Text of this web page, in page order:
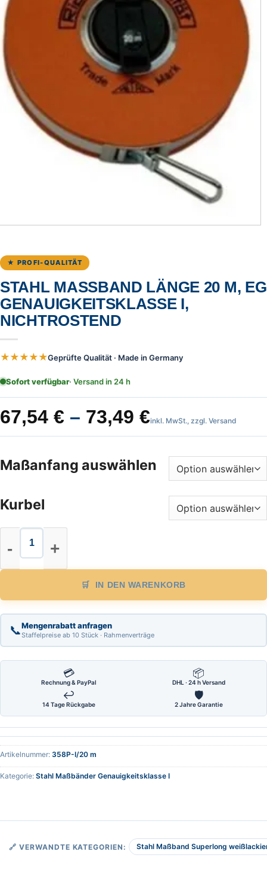
★ PROFI-QUALITÄT
STAHL MASSBAND LÄNGE 20 M, EG G
ENAUIGKEITSKLASSE I, N
ICHTROSTEND
★★★★★Geprüfte Qualität · Made in Germany
Sofort verfügbar· Versand in 24 h
67,54 € – 73,49 €inkl. MwSt., zzgl. Versand
Maßanfang auswählen
Kurbel
Stahl Maßband Länge 20 m, EG
IN DEN WARENKORB
📞Mengenrabatt anfragen
Staffelpreise ab 10 Stück · Rahmenverträge
💳
Rechnung & PayPal
📦
DHL · 24 h Versand
↩
14 Tage Rückgabe
🛡
2 Jahre Garantie
Artikelnummer: 358P-I/20 m
Kategorie: Stahl Maßbänder Genauigkeitsklasse I
🔗 VERWANDTE KATEGORIEN: Stahl Maßband Superlong